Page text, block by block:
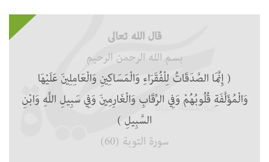
قال الله تعالى
بسم الله الرحمن الرحيم
( إِنَّمَا الصَّدَقَاتُ لِلْفُقَرَاءِ وَالْمَسَاكِينِ وَالْعَامِلِينَ عَلَيْهَا
وَالْمُؤَلَّفَةِ قُلُوبُهُمْ وَفِي الرِّقَابِ وَالْغَارِمِينَ وَفِي سَبِيلِ اللَّهِ وَابْنِ
السَّبِيلِ )
سورة التوبة (60)